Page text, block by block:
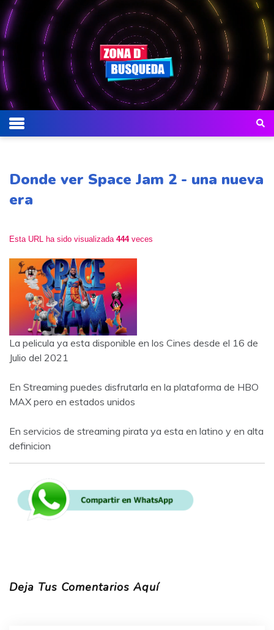
Donde ver Space Jam 2 - una nueva
era
Esta URL ha sido visualizada 444veces
La pelicula ya esta disponible en los Cines desde el 16 de
Julio del 2021
En Streaming puedes disfrutarla en la plataforma de HBO
MAX pero en estados unidos
En servicios de streaming pirata ya esta en latino y en alta
definicion
Deja Tus Comentarios Aquí